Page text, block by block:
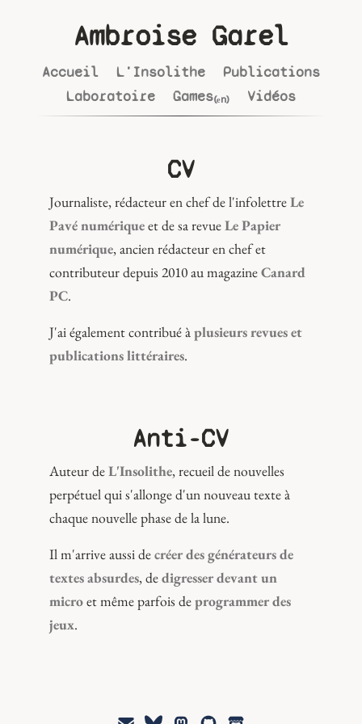
Ambroise Garel
Accueil L'Insolithe
Publications
Laboratoire
Games₍ₑₙ₎ Vidéos
CV
Journaliste, rédacteur en chef de l'infolettreLe
Pavé numériqueet de sa revueLe Papier
numérique, ancien rédacteur en chef et
contributeur depuis 2010 au magazineCanard
PC.
J'ai également contribué àplusieurs revues et
publications littéraires.
Anti-CV
Auteur deL'Insolithe, recueil de nouvelles
perpétuel qui s'allonge d'un nouveau texte à
chaque nouvelle phase de la lune.
Il m'arrive aussi decréer des générateurs de
textes absurdes, dedigresser devant un
microet même parfois deprogrammer des
jeux.